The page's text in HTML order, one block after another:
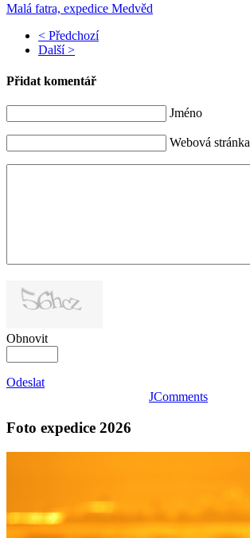
Malá fatra, expedice Medvěd
< Předchozí
Další >
Přidat komentář
Jméno
Webová stránka
Obnovit
Odeslat
JComments
Foto expedice 2026